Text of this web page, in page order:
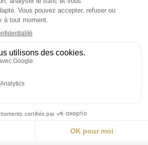
Сборы
Новости
детектива
Контакт